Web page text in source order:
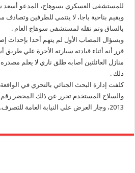
ويقيم بناحية باجا، لا ينتمي للطرفين وتصادف
بالساق وتم نقله لمستشفي سوهاج العام .
وبسؤال المصاب الأول لم يتهم أحدا بإحداث
قرر أنه أثناء قيادته سيارته الأجرة علي
منازل العائلتين أصابه طلق ناري لا يعلم
ذلك .
كلفت إدارة البحث الجنائي بالتحري في
2013، وجار العرض علي النيابة العامة للتصرف.